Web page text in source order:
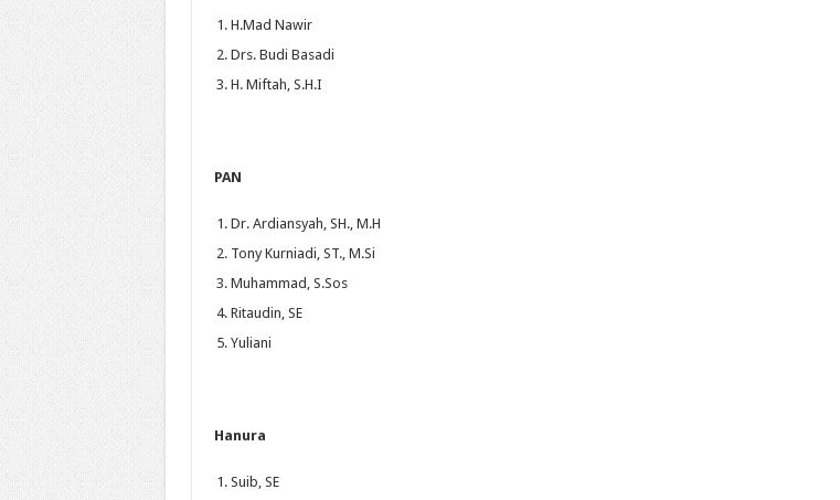
H.Mad Nawir
Drs. Budi Basadi
H. Miftah, S.H.I
PAN
Dr. Ardiansyah, SH., M.H
Tony Kurniadi, ST., M.Si
Muhammad, S.Sos
Ritaudin, SE
Yuliani
Hanura
Suib, SE